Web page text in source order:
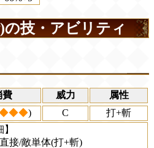
技・アビリティ
費 威力 属性
) C
打+斬
接/敵単体(打+斬)